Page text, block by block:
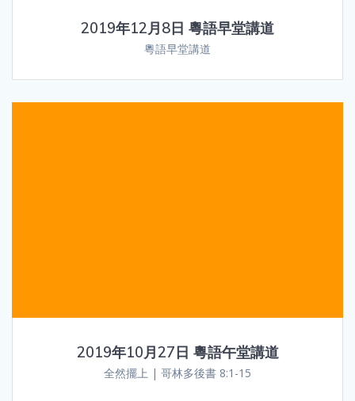
2019年12月8日 粵語早堂講道
粵語早堂講道
2019年10月27日 粵語午堂講道
全然擺上 | 哥林多後書 8:1-15